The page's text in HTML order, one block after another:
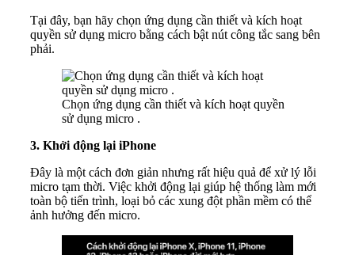
Tại đây, bạn hãy chọn ứng dụng cần thiết và kích hoạt
quyền sử dụng micro bằng cách bật nút công tắc sang bên
phải.
Chọn ứng dụng cần thiết và kích hoạt quyền
sử dụng micro .
3. Khởi động lại iPhone
Đây là một cách đơn giản nhưng rất hiệu quả để xử lý lỗi
micro tạm thời. Việc khởi động lại giúp hệ thống làm mới
toàn bộ tiến trình, loại bỏ các xung đột phần mềm có thể
ảnh hưởng đến micro.